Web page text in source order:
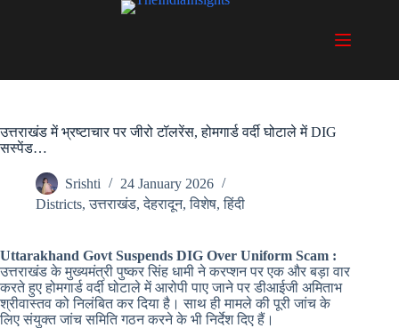
उत्तराखंड में भ्रष्टाचार पर जीरो टॉलरेंस, होमगार्ड वर्दी घोटाले में DIG
सस्पेंड…
Srishti
24 January 2026
Districts,उत्तराखंड,देहरादून,विशेष,हिंदी
Uttarakhand Govt Suspends DIG Over Uniform Scam :
उत्तराखंड के मुख्यमंत्री पुष्कर सिंह धामी ने करप्शन पर एक और बड़ा वार
करते हुए होमगार्ड वर्दी घोटाले में आरोपी पाए जाने पर डीआईजी अमिताभ
श्रीवास्तव को निलंबित कर दिया है। साथ ही मामले की पूरी जांच के
लिए संयुक्त जांच समिति गठन करने के भी निर्देश दिए हैं।